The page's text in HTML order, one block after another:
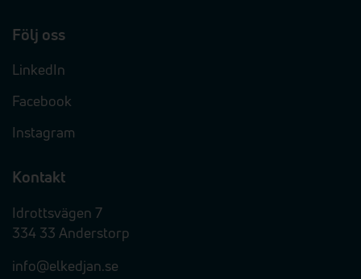
Följ oss
LinkedIn
Facebook
Instagram
Kontakt
Idrottsvägen 7
334 33 Anderstorp
info@elkedjan.se